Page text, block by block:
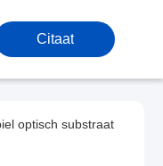
Citaat
optisch substraat